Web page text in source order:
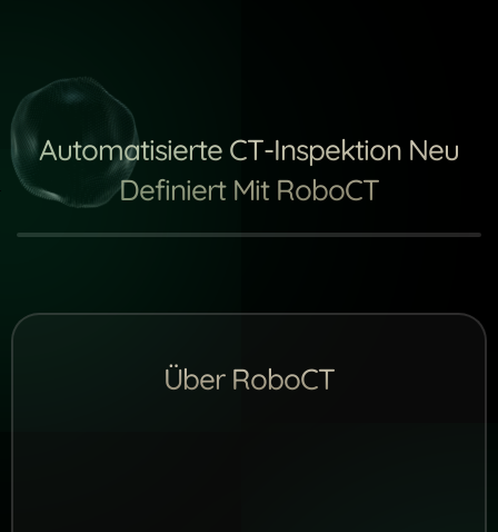
Automatisierte CT-Inspektion Neu
Definiert Mit RoboCT
Über RoboCT